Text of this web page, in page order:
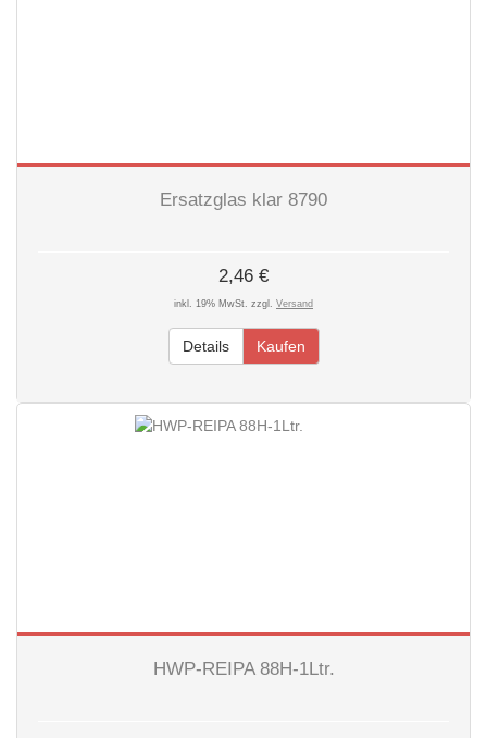
Ersatzglas klar 8790
2,46 €
inkl. 19% MwSt. zzgl. Versand
Details Kaufen
HWP-REIPA 88H-1Ltr.